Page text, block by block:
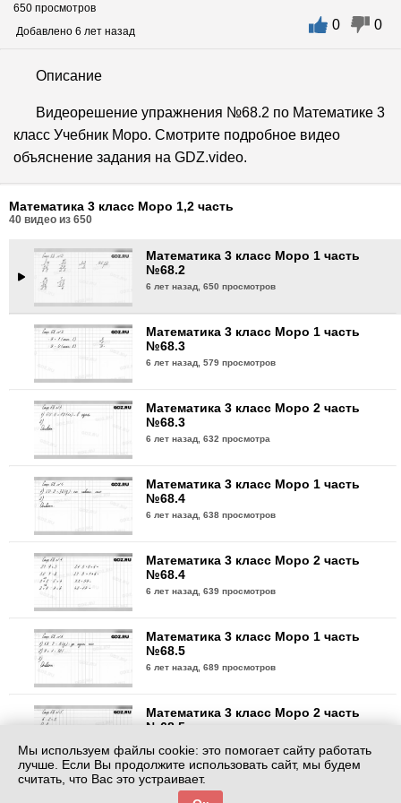
650 просмотров
Добавлено 6 лет назад
0 0
Описание
Видеорешение упражнения №68.2 по Математике 3
класс Учебник Моро. Смотрите подробное видео
объяснение задания на GDZ.video.
Математика 3 класс Моро 1,2 часть
40 видео из 650
Математика 3 класс Моро 1 часть
№68.1
6 лет назад,503 просмотра
6 лет назад,613 просмотра
Математика 3 класс Моро 1 часть
№68.2
6 лет назад,650 просмотров
Математика 3 класс Моро 1 часть
№68.3
6 лет назад,579 просмотров
Математика 3 класс Моро 2 часть
№68.3
6 лет назад,632 просмотра
Математика 3 класс Моро 1 часть
№68.4
6 лет назад,638 просмотров
Математика 3 класс Моро 2 часть
№68.4
6 лет назад,639 просмотров
Математика 3 класс Моро 1 часть
№68.5
6 лет назад,689 просмотров
Математика 3 класс Моро 2 часть
№68.5
Математика 3 класс Моро 1 часть
Мы используем файлы cookie: это помогает сайту работать
лучше. Если Вы продолжите использовать сайт, мы будем
считать, что Вас это устраивает.